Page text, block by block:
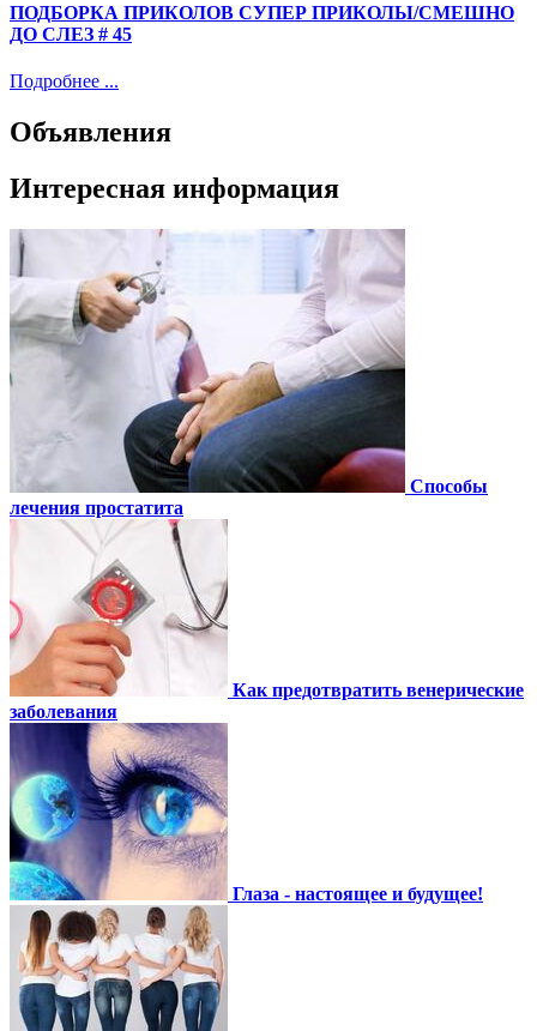
ПОДБОРКА ПРИКОЛОВ СУПЕР ПРИКОЛЫ/СМЕШНО
ДО СЛЕЗ # 45
Подробнее ...
Объявления
Интересная информация
Способы
лечения простатита
Как предотвратить венерические
заболевания
Глаза - настоящее и будущее!